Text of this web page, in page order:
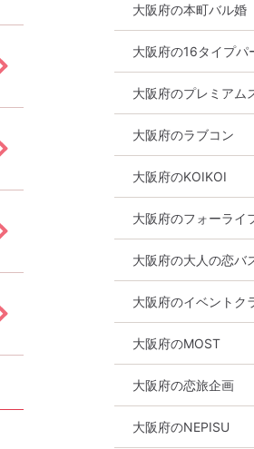
大阪府の本町バル婚
大阪府の16タイプパ
大阪府のプレミアム
大阪府のラブコン
大阪府のKOIKOI
大阪府のフォーライ
大阪府の大人の恋バ
大阪府のイベントク
大阪府のMOST
大阪府の恋旅企画
大阪府のNEPISU